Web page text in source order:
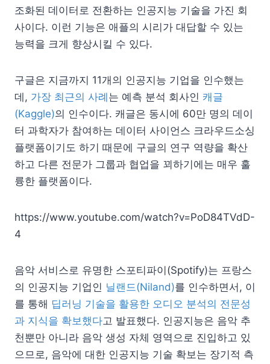
조화된 데이터로 전환하는 인공지능 기술을 가진 회
사이다. 이런 기능은 애플의 시리가 대답할 수 있는
능력을 크게 향상시킬 수 있다.
구글은 지금까지 11개의 인공지능 기업을 인수했는
데, 가장 최근의 사례는 예측 분석 회사인 캐글
(Kaggle)의 인수이다. 캐글은 동시에 60만 명의 데이
터 과학자가 참여하는 데이터 사이언스 크라우드소싱
플랫폼이기도 하기 때문에 구글의 연구 역량을 확산
하고 다른 전문가 그룹과 협업을 꾀하기에는 매우 훌
륭한 플랫폼이다.
https://www.youtube.com/watch?v=PoD84TVdD-
4
음악 서비스로 유명한 스포티파이(Spotify)는 프랑스
의 인공지능 기업인 닐랜드(Niland)를 인수하면서, 이
를 통해 딥러닝 기술을 활용한 오디오 분석의 전문성
과 지식을 확보했다고 발표했다. 인공지능은 음악 추
천뿐만 아니라 음악 생성 자체 영역으로 진입하고 있
으므로, 음악에 대한 인공지능 기술 확보는 장기적 측